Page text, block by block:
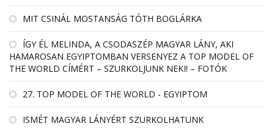
MIT CSINÁL MOSTANSÁG TÓTH BOGLÁRKA
ÍGY ÉL MELINDA, A CSODASZÉP MAGYAR LÁNY, AKI
HAMAROSAN EGYIPTOMBAN VERSENYEZ A TOP MODEL OF
THE WORLD CÍMÉRT – SZURKOLJUNK NEKI! – FOTÓK
27. TOP MODEL OF THE WORLD - EGYIPTOM
ISMÉT MAGYAR LÁNYÉRT SZURKOLHATUNK